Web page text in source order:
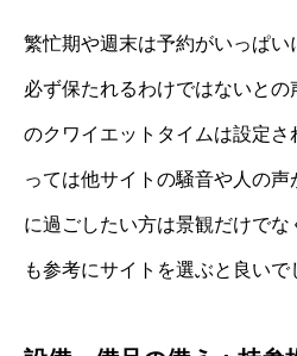
繁忙期や週末は予約がいっぱ
必ず保たれるわけではないと
のクワイエットタイムは設定さ
っては他サイトの騒音や人の
に過ごしたい方は景観だけで
も参考にサイトを選ぶと良いで